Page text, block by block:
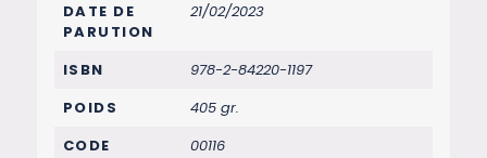
DATE DE
PARUTION
21/02/2023
ISBN
978-2-84220-1197
POIDS
405 gr.
CODE
00116